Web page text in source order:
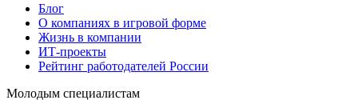
Блог
О компаниях в игровой форме
Жизнь в компании
ИТ-проекты
Рейтинг работодателей России
Молодым специалистам